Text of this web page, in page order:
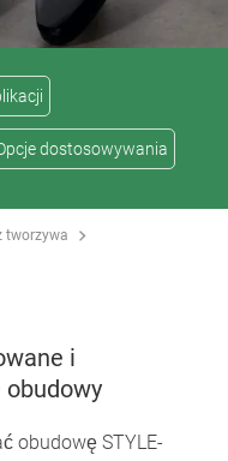
dostosowywania
tworzywa
i
obudowy
obudowę STYLE-